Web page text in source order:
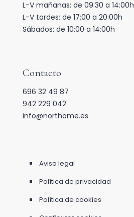
L-V mañanas: de 09:30 a 14:00h
L-V tardes: de 17:00 a 20:00h
Sábados: de 10:00 a 14:00h
Contacto
696 32 49 87
942 229 042
info@northome.es
Aviso legal
Política de privacidad
Política de cookies